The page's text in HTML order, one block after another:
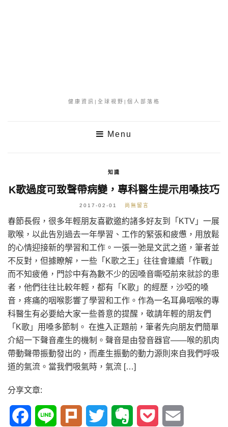
健康資訊|全球視野|個人部落格
Menu
知識
K歌過度可致聲帶病變，專科醫生提示用嗓技巧
2017-02-01 尚無留言
春節長假，很多年輕朋友喜歡邀約諸多好友到「KTV」一展
歌喉，以此告別過去一年學習、工作的緊張和疲憊，用放鬆
的心情迎接新的學習和工作。一張一弛是文武之道，筆者並
不反對，但據瞭解，一些「K歌之王」往往會連續「作戰」
而不知疲倦，門診中有為數不少的因嗓音嘶啞前來就診的患
者，他們往往比較年輕，都有「K歌」的經歷，沙啞的嗓
音，疼痛的咽喉影響了學習和工作。作為一名耳鼻咽喉的專
科醫生有必要給大家一些善意的提醒，敬請年輕的朋友們
「K歌」用嗓多節制。 在進入正題前，筆者先向朋友們簡單
介紹一下聲音產生的機制。聲音是由發音器官——喉的肌肉
帶動聲帶振動發出的，而產生振動的動力源則來自我們呼吸
道的氣流。當我們吸氣時，氣流 […]
分享文章:
FacebookLine Plurk Twitter EvernotePocket